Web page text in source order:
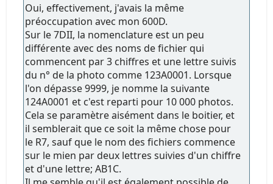
Oui, effectivement, j'avais la même
préoccupation avec mon 600D.
Sur le 7DII, la nomenclature est un peu
différente avec des noms de fichier qui
commencent par 3 chiffres et une lettre suivis
du n° de la photo comme 123A0001. Lorsque
l'on dépasse 9999, je nomme la suivante
124A0001 et c'est reparti pour 10 000 photos.
Cela se paramètre aisément dans le boitier, et
il semblerait que ce soit la même chose pour
le R7, sauf que le nom des fichiers commence
sur le mien par deux lettres suivies d'un chiffre
et d'une lettre; AB1C.